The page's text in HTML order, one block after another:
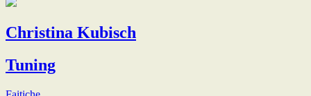
Christina Kubisch
Tuning